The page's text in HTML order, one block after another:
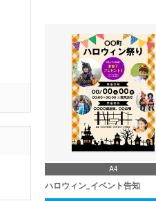
A4
ハロウィン_イベント告知